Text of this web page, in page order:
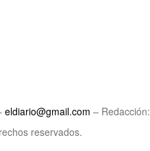
eldiario@gmail.com – Redacción:
reservados.